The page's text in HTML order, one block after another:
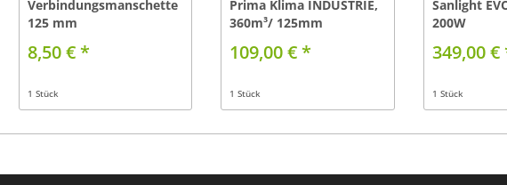
Verbindungsmanschette
125 mm
8,50 € *
1 Stück
Prima Klima INDUSTRIE,
360m³/ 125mm
109,00 € *
1 Stück
Sanlight
200W
349,00 €
1 Stück